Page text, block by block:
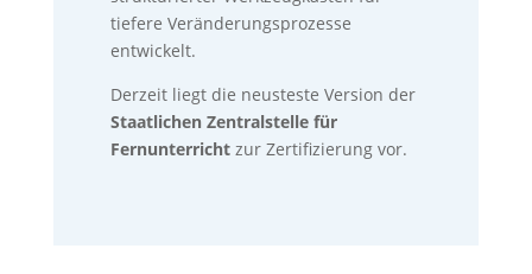
tiefere Veränderungsprozesse
entwickelt.
Derzeit liegt die neusteste Version der
Staatlichen Zentralstelle für
Fernunterricht zur Zertifizierung vor.